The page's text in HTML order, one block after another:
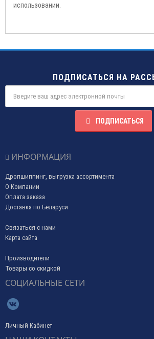
использовании.
ПОДПИСАТЬСЯ НА
ПОДПИСАТЬСЯ
ИНФОРМАЦИЯ
Дропшиппинг, выгрузка ассортимента
О Компании
Оплата заказа
Доставка по Беларуси
Связаться с нами
Карта сайта
Производители
Товары со скидкой
СОЦИАЛЬНЫЕ СЕТИ
Личный Кабинет